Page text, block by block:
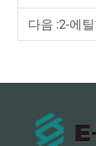
다음 :2-에틸헥